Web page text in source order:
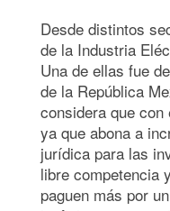
Desde distintos
de la Industria
Una de ellas fue
de la República
considera que
ya que abona a
jurídica para las
libre competencia
paguen más por